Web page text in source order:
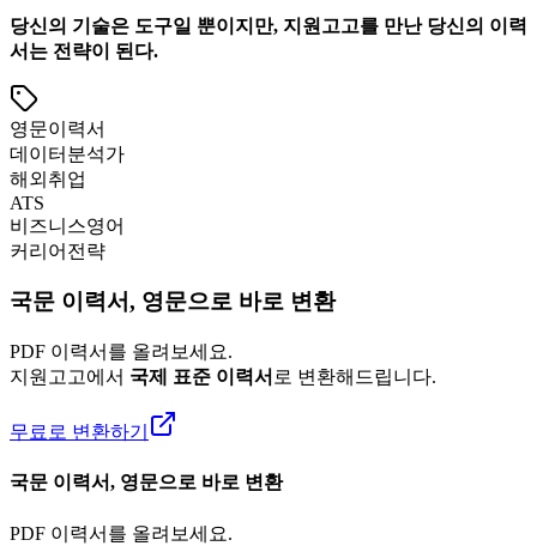
당신의 기술은 도구일 뿐이지만, 지원고고를 만난 당신의 이력
서는 전략이 된다.
영문이력서
데이터분석가
해외취업
ATS
비즈니스영어
커리어전략
국문 이력서, 영문으로 바로 변환
PDF 이력서를 올려보세요.
지원고고에서 국제 표준 이력서 로 변환해드립니다.
무료로 변환하기
국문 이력서, 영문으로 바로 변환
PDF 이력서를 올려보세요.